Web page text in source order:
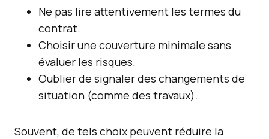
Ne pas lire attentivement les termes du
contrat.
Choisir une couverture minimale sans
évaluer les risques.
Oublier de signaler des changements de
situation (comme des travaux).
Souvent, de tels choix peuvent réduire la